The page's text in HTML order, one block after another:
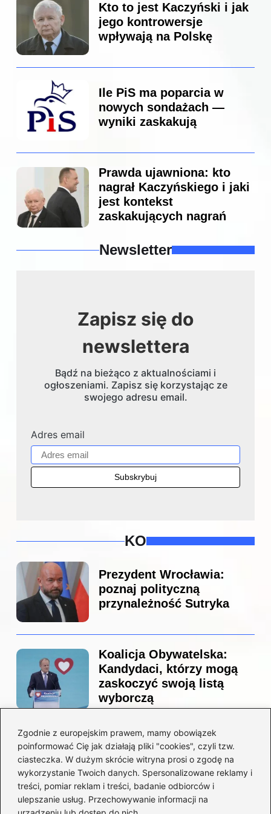
Zgodnie z europejskim prawem, mamy obowiązek
poinformować Cię jak działają pliki "cookies", czyli tzw.
ciasteczka. W dużym skrócie witryna prosi o zgodę na
wykorzystanie Twoich danych. Spersonalizowane reklamy i
treści, pomiar reklam i treści, badanie odbiorców i
ulepszanie usług. Przechowywanie informacji na
Kto to jest Kaczyński i jak
jego kontrowersje
wpływają na Polskę
Ile PiS ma poparcia w
nowych sondażach —
wyniki zaskakują
Prawda ujawniona: kto
nagrał Kaczyńskiego i jaki
jest kontekst
zaskakujących nagrań
Newsletter
Zapisz się do
newslettera
Bądź na bieżąco z aktualnościami i
ogłoszeniami. Zapisz się korzystając ze
swojego adresu email.
Adres email
KO
Prezydent Wrocławia:
poznaj polityczną
przynależność Sutryka
Koalicja Obywatelska:
Kandydaci, którzy mogą
zaskoczyć swoją listą
wyborczą
Co naprawdę sprzedał
Tusk? Zaskakujące kulisy
wyprzedaży spółek
państwowych